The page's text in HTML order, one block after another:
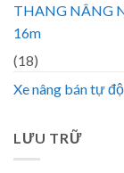
THANG NÂNG
16m
(18)
Xe nâng bán tự
LƯU TRỮ